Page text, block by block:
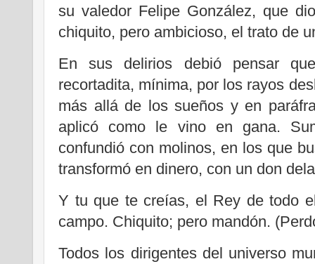
su valedor Felipe González, que
chiquito, pero ambicioso, el trato de
En sus delirios debió pensar
recortadita, mínima, por los rayos
más allá de los sueños y en
aplicó como le vino en gana.
confundió con molinos, en los que
transformó en dinero, con un don
Y tu que te creías, el Rey de todo
campo. Chiquito; pero mandón.
Todos los dirigentes del universo